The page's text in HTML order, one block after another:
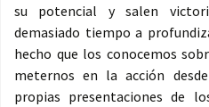
su potencial y salen
demasiado tiempo a
hecho que los conocemos
meternos en la acción
propias presentaciones de